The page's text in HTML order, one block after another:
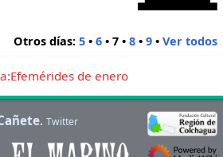
Otros días:5 •6 •7 •8 •9 •Ver todos
de enero
. Twitter